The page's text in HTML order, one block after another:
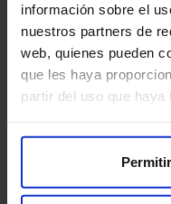
información sobre el
nuestros partners de
web, quienes pueden
que les haya
partir del uso que
Más HM Hospitales
Fundación HM​
Centro Universitario
Instituto HM Hospitales​
HM CINAC​